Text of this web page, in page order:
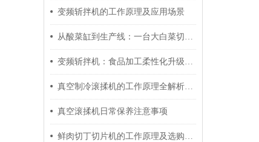
变频斩拌机的工作原理及应用场景
从酸菜缸到生产线：一台大白菜切菜机的商业价值
变频斩拌机：食品加工柔性化升级的核心设备
真空制冷滚揉机的工作原理全解析：特点详细介绍
真空滚揉机日常保养注意事项
鲜肉切丁切片机的工作原理及选购注意事项